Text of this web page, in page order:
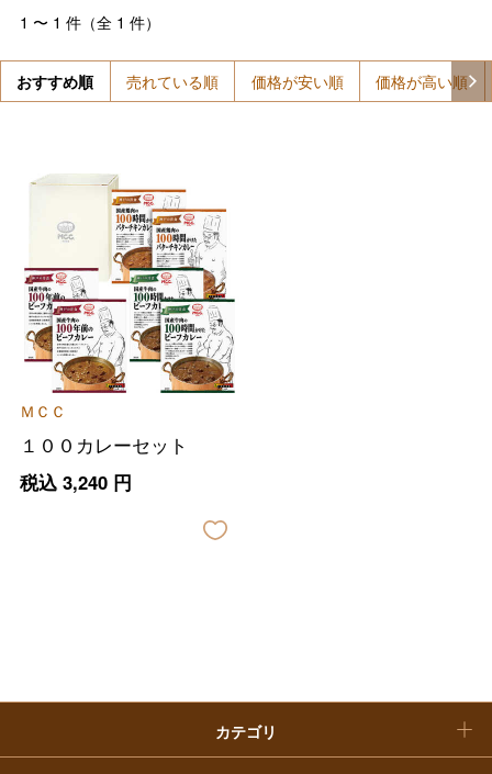
1 〜 1 件（全 1 件）
おすすめ順 売れている順 価格が安い順 価格が高い順
ＭＣＣ
１００カレーセット
税込 3,240円
カテゴリ
フード＆スイーツ
ビューティー
ファッション
ホーム＆インテリア
大丸・松坂屋のギフト
出産内祝い
バレンタインチョコレート
ホワイトデー
母の日
敬老の日
福袋